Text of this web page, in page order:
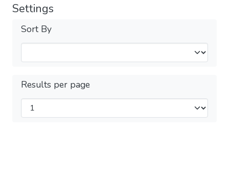
Settings
Sort By
Results per page